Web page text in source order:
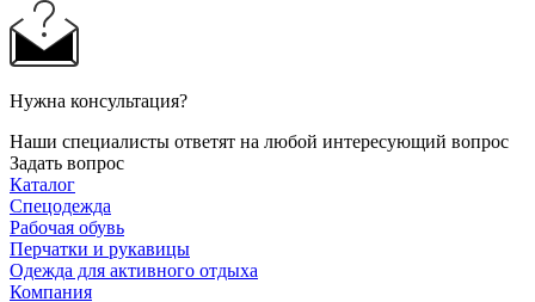
Нужна консультация?
Наши специалисты ответят на любой интересующий вопрос
Задать вопрос
Каталог
Спецодежда
Рабочая обувь
Перчатки и рукавицы
Одежда для активного отдыха
Компания